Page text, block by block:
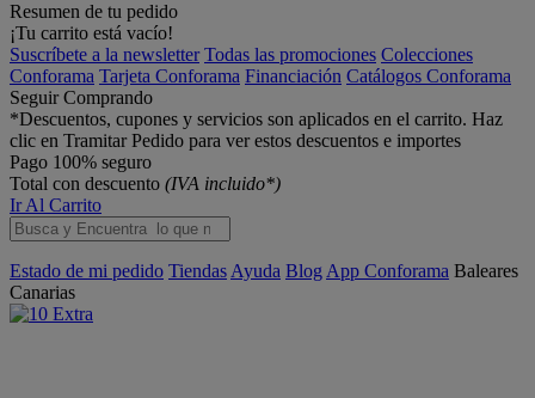
Resumen de tu pedido
¡Tu carrito está vacío!
Suscríbete a la newsletter Todas las promociones Colecciones
Conforama Tarjeta Conforama Financiación Catálogos Conforama
Seguir Comprando
*Descuentos, cupones y servicios son aplicados en el carrito. Haz
clic en Tramitar Pedido para ver estos descuentos e importes
Pago 100% seguro
Total con descuento (IVA incluido*)
Ir Al Carrito
Estado de mi pedido Tiendas Ayuda Blog App Conforama Baleares
Canarias